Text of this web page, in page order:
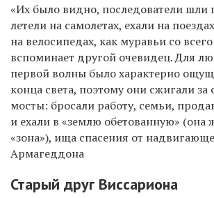
«Их было видно, последователи шли
летели на самолетах, ехали на
на велосипедах, как муравьи со
вспоминает другой очевидец. Для
первой волны было характерно
конца света, поэтому они сжигали за
мосты: бросали работу, семьи,
и ехали в «землю обетованную» (она
«зона»), ища спасения от
Армагеддона
Старый друг Виссариона